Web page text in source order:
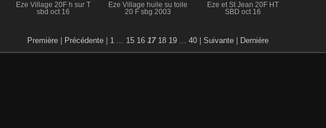
Eze Village 20F h sur T
sbd oct 16
Eze Village huile su toile
20 F sbg 2003
Eze et St Jean 20F HT
SBD oct 16
Première Précédente 1 15 16 17 18 19 40 Suivante Dernière